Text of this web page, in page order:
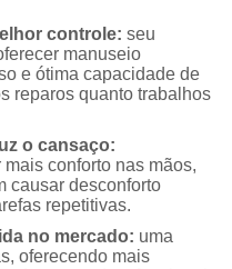
controle: seu
manuseio
e ótima capacidade de
reparos quanto trabalhos
o cansaço:
conforto nas mãos,
causar desconforto
repetitivas.
no mercado: uma
oferecendo mais